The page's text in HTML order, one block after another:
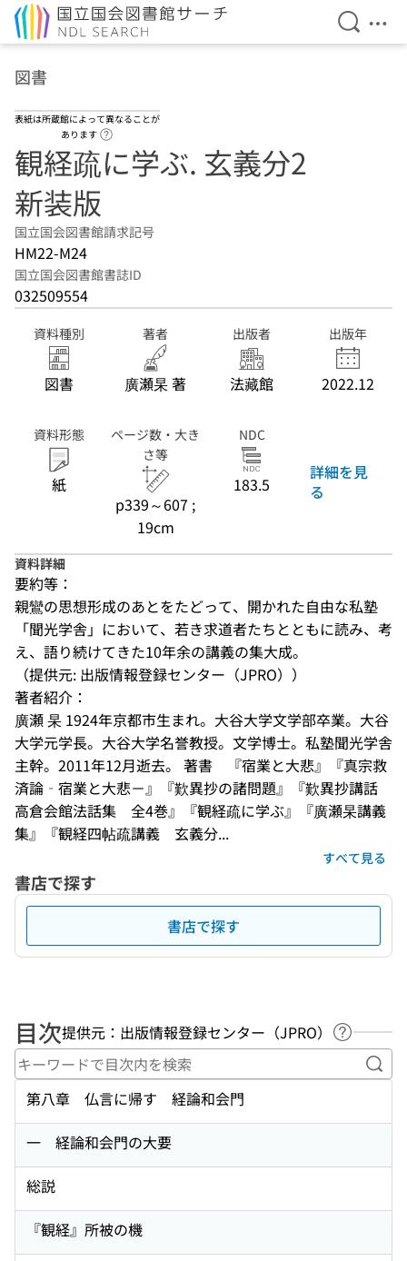
検索を
メ
図書
表紙は所蔵館によって異なることが
あります
観経疏に学ぶ. 玄義分2
新装版
国立国会図書館請求記号
HM22-M24
国立国会図書館書誌ID
032509554
資料種別
図書
著者
廣瀬杲 著
出版者
法藏館
出版年
2022.12
資料形態
紙
ページ数・大き
さ等
p339～607 ;
19cm
NDC
183.5
詳細を見
る
資料詳細
要約等：
親鸞の思想形成のあとをたどって、開かれた自由な私塾
「聞光学舎」において、若き求道者たちとともに読み、考
え、語り続けてきた10年余の講義の集大成。
（提供元: 出版情報登録センター（JPRO））
著者紹介：
廣瀬 杲 1924年京都市生まれ。大谷大学文学部卒業。大谷
大学元学長。大谷大学名誉教授。文学博士。私塾聞光学舎
主幹。2011年12月逝去。 著書　『宿業と大悲』『真宗救
済論‐宿業と大悲－』『歎異抄の諸問題』『歎異抄講話
高倉会館法話集　全4巻』『観経疏に学ぶ』『廣瀬杲講義
集』『観経四帖疏講義　玄義分...
すべて見る
書店で探す
書店で探す
目次提供元：出版情報登録センター（JPRO）
ヘルプペ
キ
第八章 仏言に帰す 経論和会門
一 経論和会門の大要
総説
『観経』所被の機